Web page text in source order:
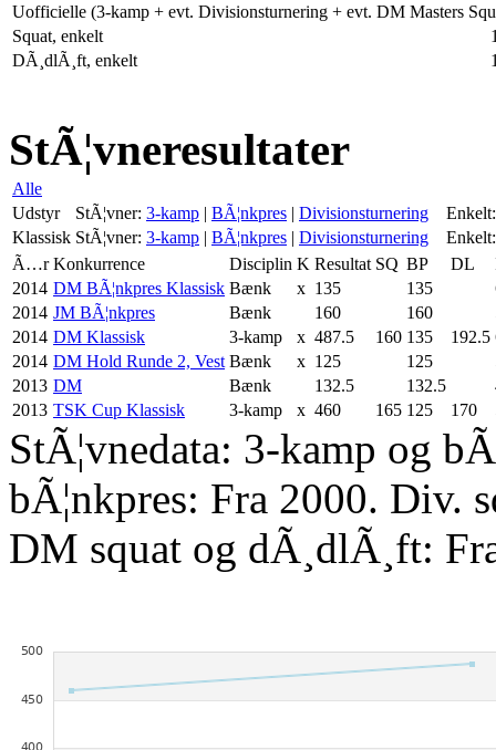
Uofficielle (3-kamp + evt. Divisionsturnering + evt. DM Masters
Squat, enkelt
DÃ¸dlÃ¸ft, enkelt
StÃ¦vneresultater
Alle
Udstyr
StÃ¦vner: 3-kamp | BÃ¦nkpres | Divisionsturnering
Enkelt:
Klassisk StÃ¦vner: 3-kamp | BÃ¦nkpres | Divisionsturnering
Enkelt:
Ã…r Konkurrence Disciplin K Resultat SQ BP DL
2014 DM BÃ¦nkpres Klassisk Bænk x 135 135
2014 JM BÃ¦nkpres Bænk 160 160
2014 DM Klassisk 3-kamp x 487.5 160 135 192.5
2014 DM Hold Runde 2, Vest Bænk x 125 125
2013 DM Bænk 132.5 132.5
2013 TSK Cup Klassisk 3-kamp x 460 165 125 170
StÃ¦vnedata: 3-kamp og
bÃ¦nkpres: Fra 2000. Div.
DM squat og dÃ¸dlÃ¸ft: